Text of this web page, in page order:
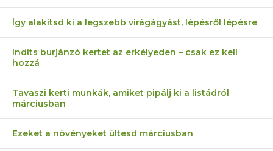
Így alakítsd ki a legszebb virágágyást, lépésről lépésre
Indíts burjánzó kertet az erkélyeden – csak ez kell
hozzá
Tavaszi kerti munkák, amiket pipálj ki a listádról
márciusban
Ezeket a növényeket ültesd márciusban